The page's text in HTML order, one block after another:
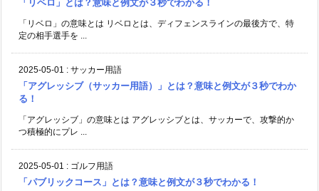
「リベロ」とは？意味と例文が３秒でわかる！
「リベロ」の意味とは リベロとは、ディフェンスラインの最後方で、特
定の相手選手を ...
2025-05-01 : サッカー用語
「アグレッシブ（サッカー用語）」とは？意味と例文が３秒でわか
る！
「アグレッシブ」の意味とは アグレッシブとは、サッカーで、攻撃的か
つ積極的にプレ ...
2025-05-01 : ゴルフ用語
「パブリックコース」とは？意味と例文が３秒でわかる！